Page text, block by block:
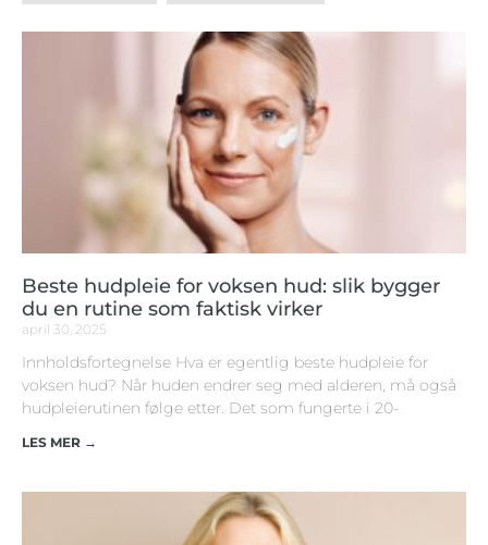
Beste hudpleie for voksen hud: slik bygger
du en rutine som faktisk virker
april 30, 2025
Innholdsfortegnelse Hva er egentlig beste hudpleie for
voksen hud? Når huden endrer seg med alderen, må også
hudpleierutinen følge etter. Det som fungerte i 20-
LES MER →